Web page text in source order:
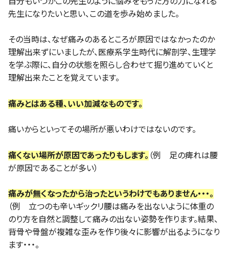
先生になりたいと思い、この道を歩み始めました。
その当時は、なぜ痛みのあるところが原因ではなかったのか
理解出来ずにいましたが、医療系学生時代に解剖学、生理学
を学ぶ際に、自分の状態を照らし合わせて掘り進めていくと
理解出来たことを覚えています。
痛みとはある種、いい加減なものです。
痛いからといってその場所が悪いわけではないのです。
痛くない場所が原因であったりもします。 （例 足の痺れは腰
が原因であることが多い）
痛みが無くなったから治ったというわけでもありません・・・。
（例 立つのも辛いギックリ腰は痛みを出ないように体重の
のり方を自然と調整して痛みの出ない姿勢を作ります。結果、
背骨や骨盤が複雑な歪みを作り後々に影響が出るようになり
ます・・・。